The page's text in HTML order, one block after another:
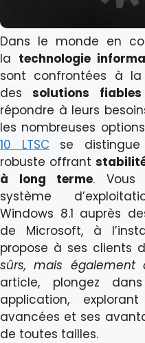
Dans le monde en
la technologie
sont confrontées à
dessolutions
répondre à leurs
les nombreuses
10 LTSCse distingue
robuste offrant
à long terme. Vous
système
Windows 8.1 auprès
de Microsoft, à
propose à ses clients
sûrs, mais également
article, plongez
application,
avancées et ses
de toutes tailles.